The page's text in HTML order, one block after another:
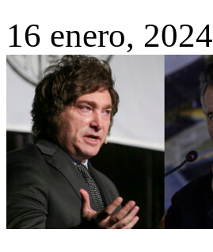
16 enero, 2024